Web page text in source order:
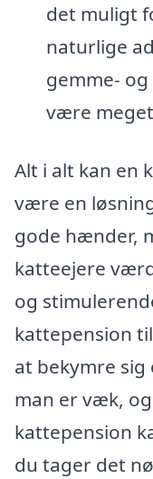
det muligt
naturlige
gemme-
være
Alt i alt kan en
være en
gode hænder,
katteejere
og
kattepension
at bekymre
man er væk,
kattepension
du tager det